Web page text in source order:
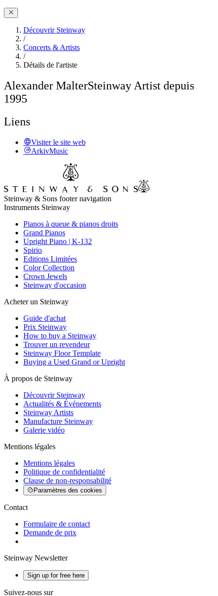
Découvrir Steinway
/
Concerts & Artists
/
Détails de l'artiste
Alexander MalterSteinway Artist depuis
1995
Liens
Visiter le site web
ArkivMusic
Steinway & Sons footer navigation
Instruments Steinway
Pianos à queue & pianos droits
Grand Pianos
Upright Piano | K-132
Spirio
Editions Limitées
Color Collection
Crown Jewels
Steinway d'occasion
Acheter un Steinway
Guide d'achat
Prix Steinway
How to buy a Steinway
Trouver un revendeur
Steinway Floor Template
Buying a Used Grand or Upright
À propos de Steinway
Découvrir Steinway
Actualités & Événements
Steinway Artists
Manufacture Steinway
Galerie vidéo
Mentions légales
Mentions légales
Politique de confidentialité
Clause de non-responsabilité
Paramètres des cookies
Contact
Formulaire de contact
Demande de prix
Steinway Newsletter
Sign up for free here
Suivez-nous sur